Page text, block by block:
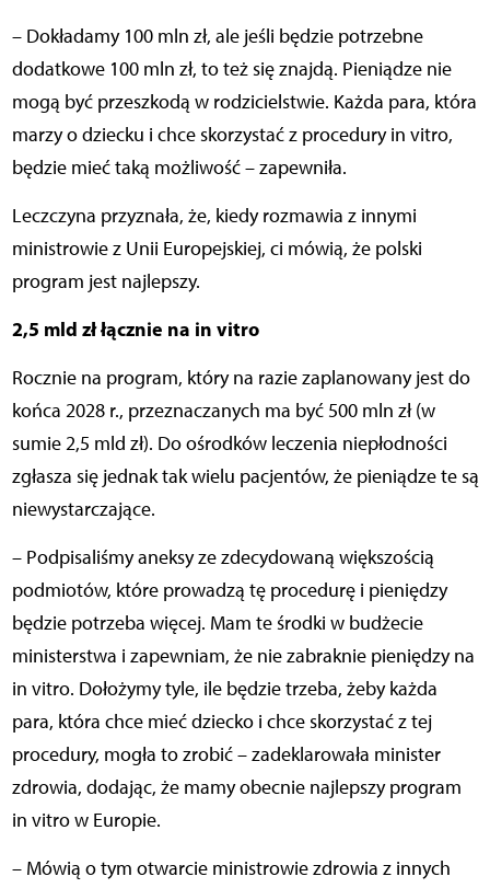
– Dokładamy 100 mln zł, ale jeśli będzie potrzebne
dodatkowe 100 mln zł, to też się znajdą. Pieniądze nie
mogą być przeszkodą w rodzicielstwie. Każda para, która
marzy o dziecku i chce skorzystać z procedury in vitro,
będzie mieć taką możliwość – zapewniła.
Leczczyna przyznała, że, kiedy rozmawia z innymi
ministrowie z Unii Europejskiej, ci mówią, że polski
program jest najlepszy.
2,5 mld zł łącznie na in vitro
Rocznie na program, który na razie zaplanowany jest do
końca 2028 r., przeznaczanych ma być 500 mln zł (w
sumie 2,5 mld zł). Do ośrodków leczenia niepłodności
zgłasza się jednak tak wielu pacjentów, że pieniądze te są
niewystarczające.
– Podpisaliśmy aneksy ze zdecydowaną większością
podmiotów, które prowadzą tę procedurę i pieniędzy
będzie potrzeba więcej. Mam te środki w budżecie
ministerstwa i zapewniam, że nie zabraknie pieniędzy na
in vitro. Dołożymy tyle, ile będzie trzeba, żeby każda
para, która chce mieć dziecko i chce skorzystać z tej
procedury, mogła to zrobić – zadeklarowała minister
zdrowia, dodając, że mamy obecnie najlepszy program
in vitro w Europie.
– Mówią o tym otwarcie ministrowie zdrowia z innych